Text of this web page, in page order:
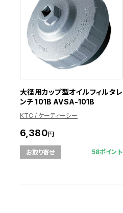
大径用カップ型オイルフィルタレ
ンチ 101B AVSA-101B
KTC / ケーティーシー
6,380円
お取り寄せ 58ポイント